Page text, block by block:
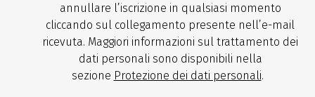
annullare l’iscrizione in qualsiasi momento
cliccando sul collegamento presente nell’e-mail
ricevuta. Maggiori informazioni sul trattamento dei
dati personali sono disponibili nella
sezione Protezione dei dati personali.